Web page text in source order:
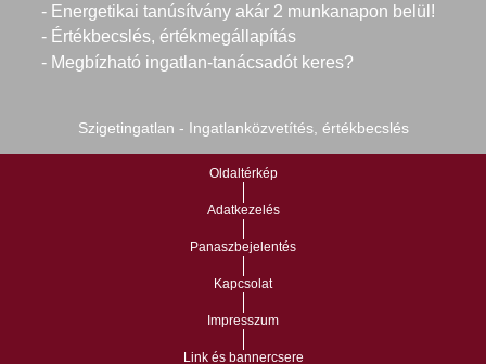
- Energetikai tanúsítvány akár 2 munkanapon belül!
- Értékbecslés, értékmegállapítás
- Megbízható ingatlan-tanácsadót keres?
Szigetingatlan - Ingatlanközvetítés, értékbecslés
Oldaltérkép
Adatkezelés
Panaszbejelentés
Kapcsolat
Impresszum
Link és bannercsere